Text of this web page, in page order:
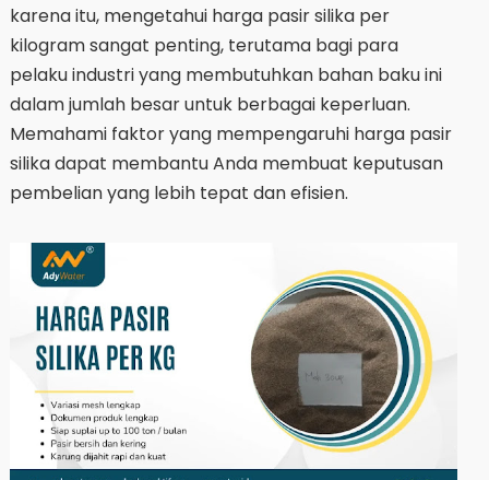
karena itu, mengetahui harga pasir silika per
kilogram sangat penting, terutama bagi para
pelaku industri yang membutuhkan bahan baku ini
dalam jumlah besar untuk berbagai keperluan.
Memahami faktor yang mempengaruhi harga pasir
silika dapat membantu Anda membuat keputusan
pembelian yang lebih tepat dan efisien.